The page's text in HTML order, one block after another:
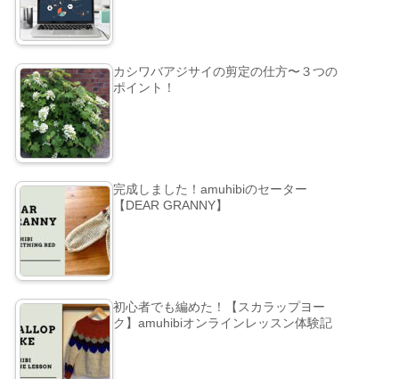
カシワバアジサイの剪定の仕方〜３つの
ポイント！
完成しました！amuhibiのセーター
【DEAR GRANNY】
初心者でも編めた！【スカラップヨー
ク】amuhibiオンラインレッスン体験記